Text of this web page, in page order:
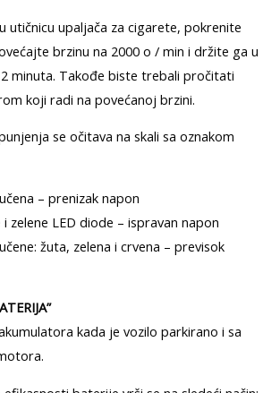
utičnicu upaljača za cigarete, pokrenite
brzinu na 2000 o / min i držite ga u
minuta. Takođe biste trebali pročitati
koji radi na povećanoj brzini.
se očitava na skali sa oznakom
– prenizak napon
zelene LED diode – ispravan napon
žuta, zelena i crvena – previsok
kada je vozilo parkirano i sa